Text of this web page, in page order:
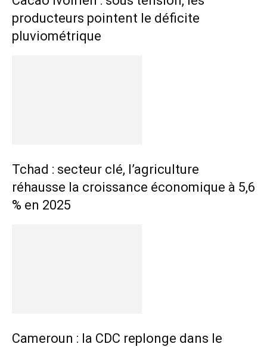
producteurs pointent le déficite
pluviométrique
Tchad : secteur clé, l’agriculture
réhausse la croissance économique à 5,6
% en 2025
Cameroun : la CDC replonge dans le